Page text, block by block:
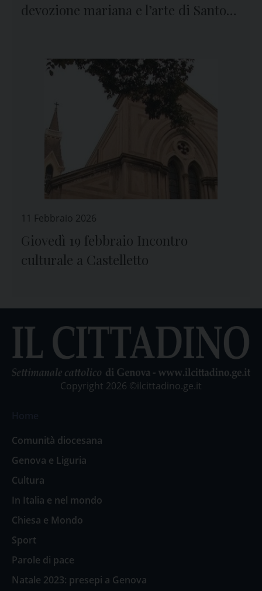
devozione mariana e l’arte di Santo
11 Febbraio 2026
Giovedì 19 febbraio Incontro
culturale a Castelletto
Copyright 2026 ©ilcittadino.ge.it
Comunità diocesana
Genova e Liguria
Cultura
In Italia e nel mondo
Chiesa e Mondo
Sport
Parole di pace
Natale 2023: presepi a Genova